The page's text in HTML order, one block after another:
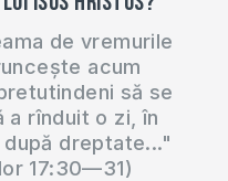
de vremurile
acum
să se
a rînduit o zi, în
dreptate..."
17:30—31)